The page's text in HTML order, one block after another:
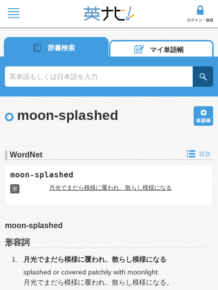
辞書検索 マイ単語帳
moon-splashed
WordNet 目次
moon-splashed
形 月光でまだら模様に覆われ、散らし模様になる
moon-splashed
形容詞
月光でまだら模様に覆われ、散らし模様になる
splashed or covered patchily with moonlight.
月光でまだら模様に覆われ、散らし模様になる。